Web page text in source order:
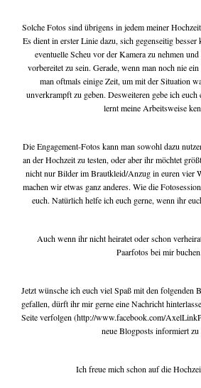
Solche Fotos sind übrigens in jedem meiner
Es dient in erster Linie dazu, sich gegenseitig besser
eventuelle Scheu vor der Kamera zu nehmen
vorbereitet zu sein. Gerade, wenn man noch nie
man oftmals einige Zeit, um mit der Situation
unverkrampft zu geben. Desweiteren gebe ich
lernt meine Arbeitsweise
Die Engagement-Fotos kann man sowohl dazu
an der Hochzeit zu testen, oder aber ihr möchtet
nicht nur Bilder im Brautkleid/Anzug in euren vier
machen wir etwas ganz anderes. Wie die
euch. Natürlich helfe ich euch gerne, wenn ihr
Auch wenn ihr nicht heiratet oder schon
Paarfotos bei mir buchen.
Jetzt wünsche ich euch viel Spaß mit den folgenden
gefallen, dürft ihr mir gerne eine Nachricht
Seite verfolgen (http://www.facebook.com/
neue Blogposts informiert zu
Ich freue mich schon auf die